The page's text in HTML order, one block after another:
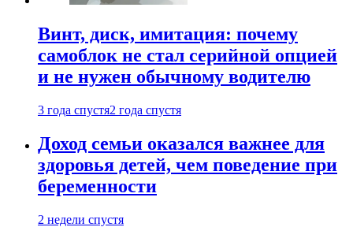
Винт, диск, имитация: почему
самоблок не стал серийной опцией
и не нужен обычному водителю
3 года спустя2 года спустя
Доход семьи оказался важнее для
здоровья детей, чем поведение при
беременности
2 недели спустя